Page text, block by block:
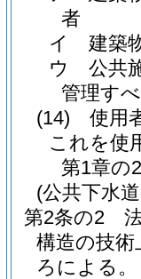
者
イ
建築
ウ
公共
管理す
(14)
使用
これを使
第1章の2
(公共下水
第2条の2
構造の技
ろによる。